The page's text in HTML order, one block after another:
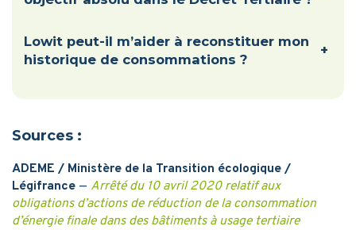
Lowit peut-il m’aider à reconstituer mon
historique de consommations ?
+
Sources :
ADEME / Ministère de la Transition écologique /
Légifrance — Arrêté du 10 avril 2020 relatif aux
obligations d’actions de réduction de la consommation
d’énergie finale dans des bâtiments à usage tertiaire